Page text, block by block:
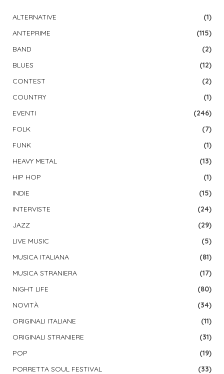
ALTERNATIVE
(1)
ANTEPRIME
(115)
BAND
(2)
BLUES
(12)
CONTEST
(2)
COUNTRY
(1)
EVENTI
(246)
FOLK
(7)
FUNK
(1)
HEAVY METAL
(13)
HIP HOP
(1)
INDIE
(15)
INTERVISTE
(24)
JAZZ
(29)
LIVE MUSIC
(5)
MUSICA ITALIANA
(81)
MUSICA STRANIERA
(17)
NIGHT LIFE
(80)
NOVITÀ
(34)
ORIGINALI ITALIANE
(11)
ORIGINALI STRANIERE
(31)
POP
(19)
PORRETTA SOUL FESTIVAL
(33)